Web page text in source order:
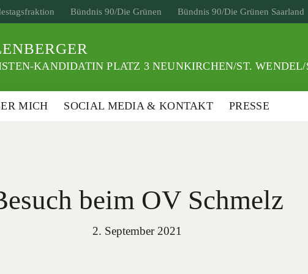
Bündnis 90/Die Grünen Bündnis 90/Die Grünen Saarland
KANDIDATIN PLATZ 3 NEUNKIRCHEN/ST. WENDEL/
MICH SOCIAL MEDIA & KONTAKT PRESSE
beim OV Schmelz
2. September 2021